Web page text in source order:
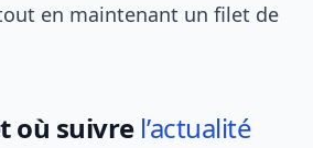
en maintenant un filet de
où suivre l’actualité